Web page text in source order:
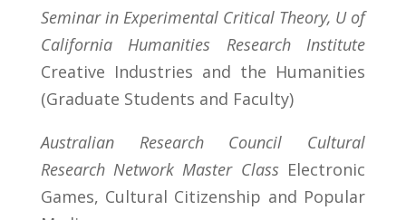
Seminar in Experimental Critical Theory, U of
California Humanities Research Institute
Creative Industries and the Humanities
(Graduate Students and Faculty)
Australian Research Council Cultural
Research Network Master Class Electronic
Games, Cultural Citizenship and Popular